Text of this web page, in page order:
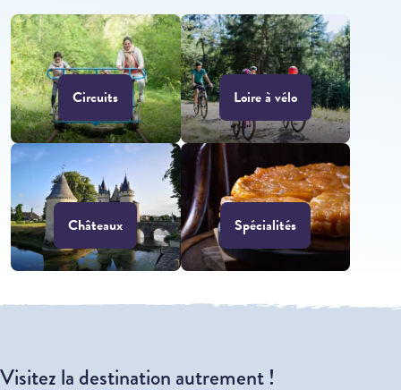
Circuits Loire à vélo
Châteaux Spécialités
Visitez la destination autrement !